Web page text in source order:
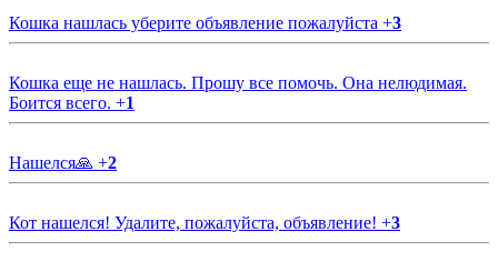
Кошка нашлась уберите объявление пожалуйста +3
Кошка еще не нашлась. Прошу все помочь. Она нелюдимая.
Боится всего. +1
Нашелся🙏 +2
Кот нашелся! Удалите, пожалуйста, объявление! +3